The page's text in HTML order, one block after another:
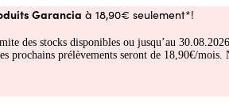
Garancia à 18,90€ seulement*!
des stocks disponibles ou jusqu’au
prélèvements seront de 18,90€/mois.